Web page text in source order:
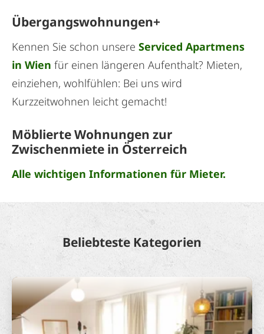
Übergangswohnungen+
Kennen Sie schon unsere Serviced Apartmens
in Wien für einen längeren Aufenthalt? Mieten,
einziehen, wohlfühlen: Bei uns wird
Kurzzeitwohnen leicht gemacht!
Möblierte Wohnungen zur
Zwischenmiete in Österreich
Alle wichtigen Informationen für Mieter.
Beliebteste Kategorien